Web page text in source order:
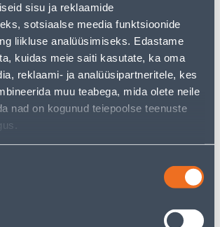
sisu ja reklaamide
sotsiaalse meedia funktsioonide
liikluse analüüsimiseks. Edastame
kuidas meie saiti kasutate, ka oma
reklaami- ja analüüsipartneritele, kes
muu teabega, mida olete neile
nad on kogunud teiepoolse teenuste
ei pea aga siin lõppema - oma
jätkata, naastesavalehelevõi
võimsat otsingufunktsiooni, et leida
valikuid. Head ostlemist!
sünteetilisest kummist.
on 35 cm.
vars.